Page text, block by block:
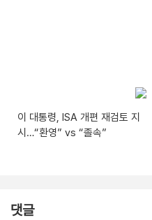
이 대통령, ISA 개편 재검토 지
시…“환영” vs “졸속”
댓글